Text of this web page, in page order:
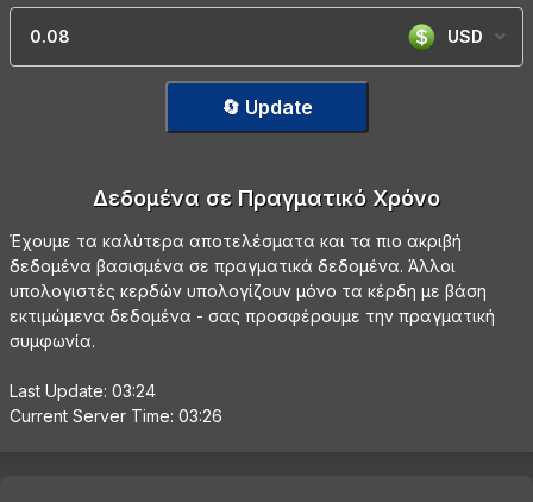
USD
🔄 Update
Δεδομένα σε Πραγματικό Χρόνο
Έχουμε τα καλύτερα αποτελέσματα και τα πιο ακριβή
δεδομένα βασισμένα σε πραγματικά δεδομένα. Άλλοι
υπολογιστές κερδών υπολογίζουν μόνο τα κέρδη με βάση
εκτιμώμενα δεδομένα - σας προσφέρουμε την πραγματική
συμφωνία.
Last Update: 03:24
Current Server Time: 03:26